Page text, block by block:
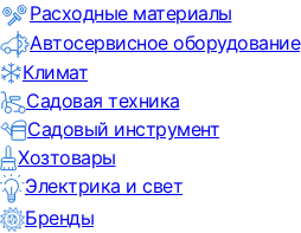
Расходные материалы
Автосервисное оборудование
Климат
Садовая техника
Садовый инструмент
Хозтовары
Электрика и свет
Бренды